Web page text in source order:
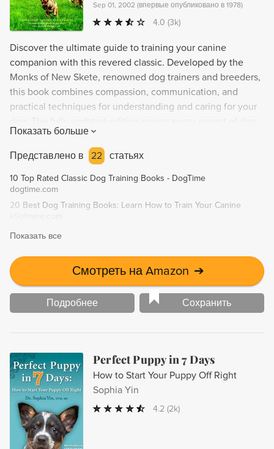
Sep 01, 2002 (впервые опубликовано в 1978)
4.0 (3k)
Discover the ultimate guide to training your canine
companion with this revered classic. Developed by the
Monks of New Skete, renowned dog trainers and breeders,
this book combines compassion, communication, and
practical techniques for understanding and caring for your
ownership, including selecting a breed, obedience training,
feeding, grooming, and more. With anecdotes and case
studies drawn from the Monks' own experience, this
essential guide is unrivaled in its scope and authority.
Показать больше
Представлено в
22 статьях
10 Top Rated Classic Dog Training Books - DogTime
dogtime.com
20 Best Dog Training Books: Learn How to Train Your Canine
Показать все
Смотреть на Amazon ➔
Подробнее Сохранить
Perfect Puppy in 7 Days
How to Start Your Puppy Off Right
Sophia Yin
4.2 (2k)